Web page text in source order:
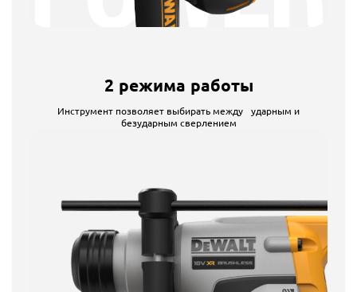
2 режима работы
Инструмент позволяет выбирать между ударным и
безударным сверлением